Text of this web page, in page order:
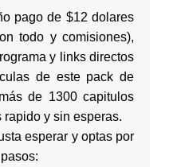
pago de $12 dolares
todo y comisiones),
y links directos
de este pack de
de 1300 capitulos
y sin esperas.
esperar y optas por